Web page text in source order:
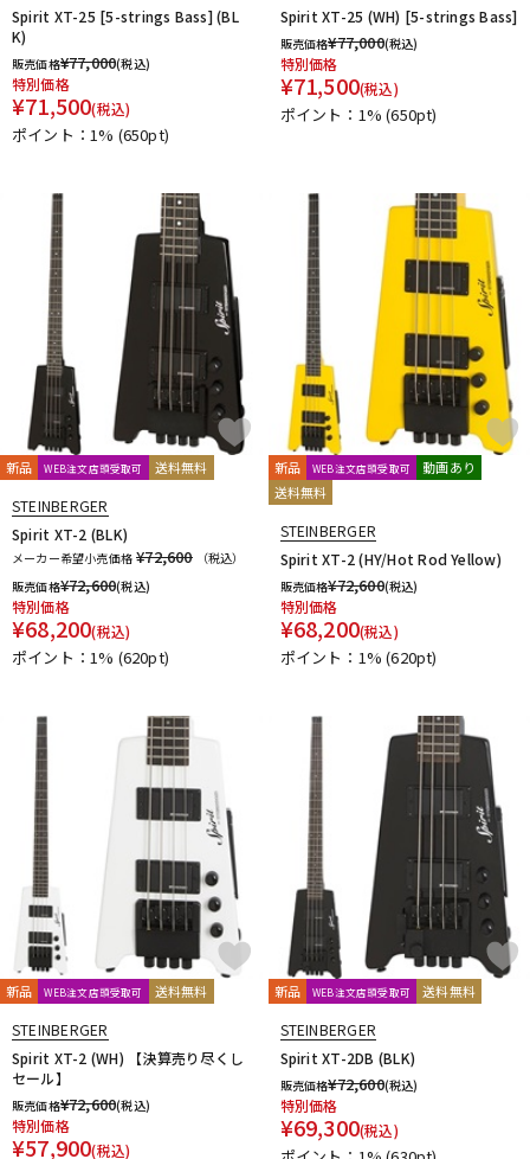
アンプ エフェクター
DTM
配信/ライブ機器 楽器アクセサリ
中古 ヴィンテージ
Spirit XT-25 [5-strings Bass] (BL
K)
販売価格¥77,000(税込)
特別価格
¥71,500(税込)
ポイント：1% (650pt)
Spirit XT-25 (WH) [5-strings Bass]
販売価格¥77,000(税込)
特別価格
¥71,500(税込)
ポイント：1%(650pt)
新品 WEB注文店頭受取可 送料無料
STEINBERGER
Spirit XT-2 (BLK)
メーカー希望小売価格 ¥72,600
（税込）
販売価格¥72,600(税込)
特別価格
¥68,200(税込)
ポイント：1% (620pt)
新品 WEB注文店頭受取可
動画あり
送料無料
STEINBERGER
Spirit XT-2 (HY/Hot Rod Yellow)
販売価格¥72,600(税込)
特別価格
¥68,200(税込)
ポイント：1%(620pt)
新品 WEB注文店頭受取可 送料無料
STEINBERGER
Spirit XT-2 (WH) 【決算売り尽くし
セール】
販売価格¥72,600(税込)
特別価格
¥57,900(税込)
新品 WEB注文店頭受取可 送料無料
STEINBERGER
Spirit XT-2DB (BLK)
販売価格¥72,600(税込)
特別価格
¥69,300(税込)